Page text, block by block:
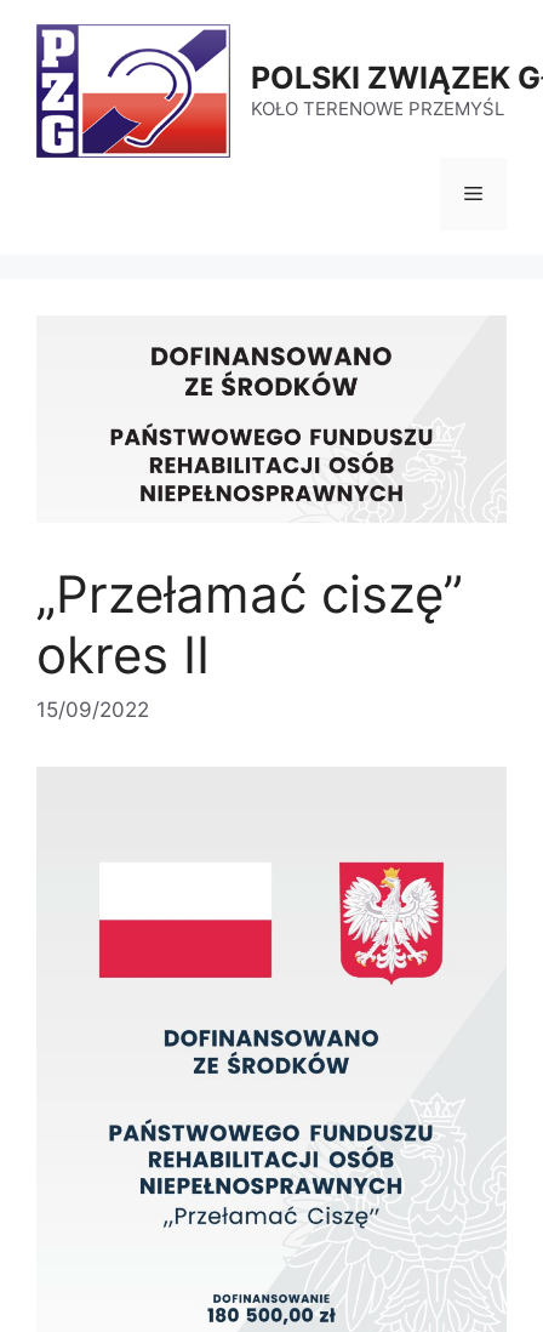
treści
POLSKI ZWIĄZEK
KOŁO TERENOWE PRZEMYŚL
Menu
„Przełamać ciszę”
okres II
15/09/2022